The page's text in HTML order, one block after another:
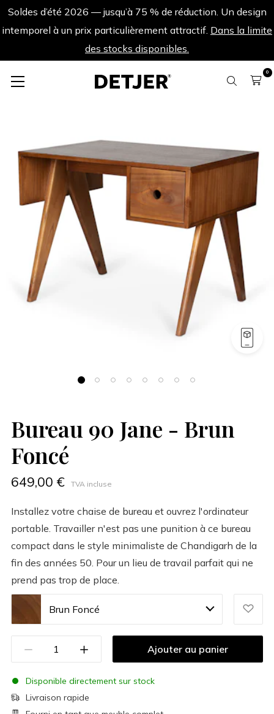
Soldes d’été 2026 — jusqu’à 75 % de réduction. Un design
intemporel à un prix particulièrement attractif. Dans la limite
des stocks disponibles.
0
Bureau 90 Jane - Brun Foncé
Bureau 90 Jane - Brun
Foncé
649,00 € TVA incluse
Installez votre chaise de bureau et ouvrez l'ordinateur
portable. Travailler n'est pas une punition à ce bureau
compact dans le style minimaliste de Chandigarh de la
fin des années 50. Pour un lieu de travail parfait qui ne
prend pas trop de place.
Brun Foncé
Ajouter au panier
Disponible directement sur stock
Livraison rapide